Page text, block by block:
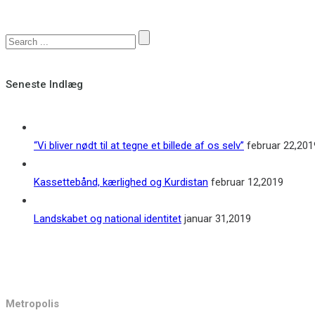
Seneste Indlæg
“Vi bliver nødt til at tegne et billede af os selv” februar
Kassettebånd, kærlighed og Kurdistan februar 12,2019
Landskabet og national identitet januar 31,2019
Metropolis